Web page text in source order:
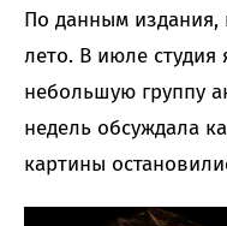
По данным издания,
лето. В июле
небольшую группу
недель обсуждала
картины